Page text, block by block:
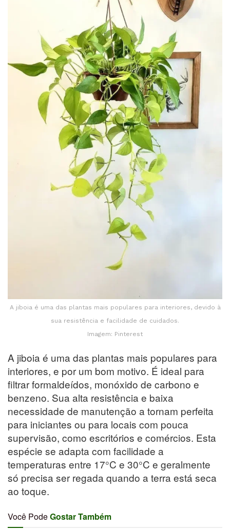
A jiboia é uma das plantas mais populares para interiores, devido à
sua resistência e facilidade de cuidados.
Imagem: Pinterest
A jiboia é uma das plantas mais populares para
interiores, e por um bom motivo. É ideal para
filtrar formaldeídos, monóxido de carbono e
benzeno. Sua alta resistência e baixa
necessidade de manutenção a tornam perfeita
para iniciantes ou para locais com pouca
supervisão, como escritórios e comércios. Esta
espécie se adapta com facilidade a
temperaturas entre 17°C e 30°C e geralmente
só precisa ser regada quando a terra está seca
ao toque.
Você PodeGostar Também